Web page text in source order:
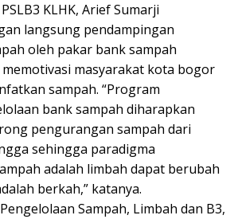
KLHK, Arief Sumarji
langsung pendampingan
oleh pakar bank sampah
masyarakat kota bogor
sampah. “Program
bank sampah diharapkan
pengurangan sampah dari
sehingga paradigma
adalah limbah dapat berubah
berkah,” katanya.
Sampah, Limbah dan B3,